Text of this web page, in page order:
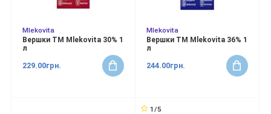
Mlekovita
Вершки ТМ Mlekovita 30% 1
л
229.00грн.
Mlekovita
Вершки ТМ Mlekovita 36% 1
л
244.00грн.
1/5